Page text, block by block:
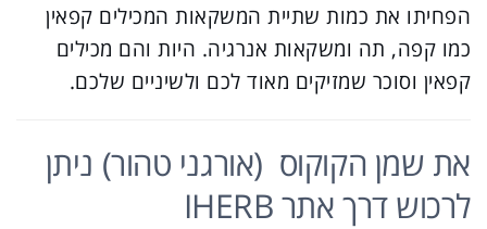
הפחיתו את כמות שתיית המשקאות המכילים קפאין
כמו קפה, תה ומשקאות אנרגיה. היות והם מכילים
קפאין וסוכר שמזיקים מאוד לכם ולשיניים שלכם.
את שמן הקוקוס (אורגני טהור) ניתן
לרכוש דרך אתר IHERB